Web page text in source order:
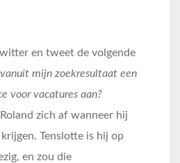
en tweet de volgende
mijn zoekresultaat een
voor vacatures aan?
zich af wanneer hij
Tenslotte is hij op
en zou die